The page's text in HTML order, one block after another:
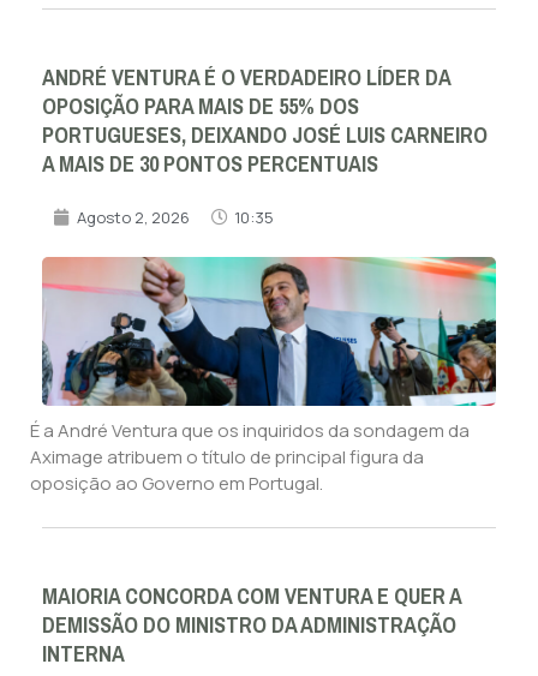
ANDRÉ VENTURA É O VERDADEIRO LÍDER DA
OPOSIÇÃO PARA MAIS DE 55% DOS
PORTUGUESES, DEIXANDO JOSÉ LUIS CARNEIRO
A MAIS DE 30 PONTOS PERCENTUAIS
Agosto 2, 2026 10:35
É a André Ventura que os inquiridos da sondagem da
Aximage atribuem o título de principal figura da
oposição ao Governo em Portugal.
MAIORIA CONCORDA COM VENTURA E QUER A
DEMISSÃO DO MINISTRO DA ADMINISTRAÇÃO
INTERNA